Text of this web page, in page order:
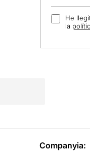
He
la
Companyia: